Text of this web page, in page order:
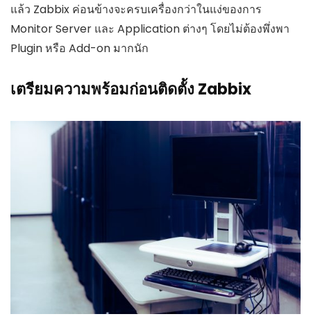
แล้ว Zabbix ค่อนข้างจะครบเครื่องกว่าในแง่ของการ
Monitor Server และ Application ต่างๆ โดยไม่ต้องพึ่งพา
Plugin หรือ Add-on มากนัก
เตรียมความพร้อมก่อนติดตั้ง Zabbix